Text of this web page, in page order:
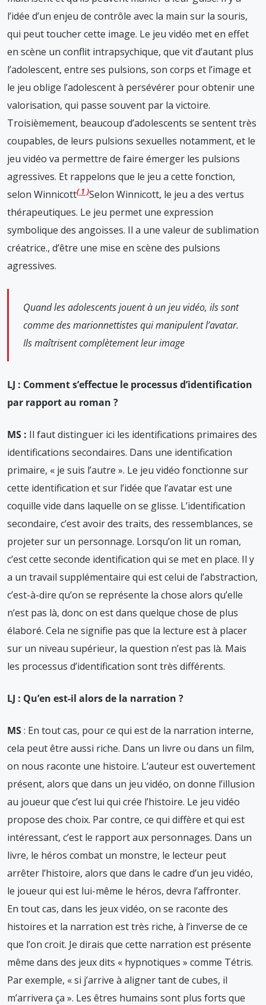
l’idée d’un enjeu de contrôle avec la main sur la souris,
qui peut toucher cette image. Le jeu vidéo met en effet
en scène un conflit intrapsychique, que vit d’autant plus
l’adolescent, entre ses pulsions, son corps et l’image et
le jeu oblige l’adolescent à persévérer pour obtenir une
valorisation, qui passe souvent par la victoire.
Troisièmement, beaucoup d’adolescents se sentent très
coupables, de leurs pulsions sexuelles notamment, et le
jeu vidéo va permettre de faire émerger les pulsions
agressives. Et rappelons que le jeu a cette fonction,
selon Winnicott 1 Selon Winnicott, le jeu a des vertus
thérapeutiques. Le jeu permet une expression
symbolique des angoisses. Il a une valeur de sublimation
créatrice., d’être une mise en scène des pulsions
agressives.
Quand les adolescents jouent à un jeu vidéo, ils sont
comme des marionnettistes qui manipulent l’avatar.
Ils maîtrisent complètement leur image
LJ : Comment s’effectue le processus d’identification
par rapport au roman ?
MS : Il faut distinguer ici les identifications primaires des
identifications secondaires. Dans une identification
primaire, « je suis l’autre ». Le jeu vidéo fonctionne sur
cette identification et sur l’idée que l’avatar est une
coquille vide dans laquelle on se glisse. L’identification
secondaire, c’est avoir des traits, des ressemblances, se
projeter sur un personnage. Lorsqu’on lit un roman,
c’est cette seconde identification qui se met en place. Il y
a un travail supplémentaire qui est celui de l’abstraction,
c’est-à-dire qu’on se représente la chose alors qu’elle
n’est pas là, donc on est dans quelque chose de plus
élaboré. Cela ne signifie pas que la lecture est à placer
sur un niveau supérieur, la question n’est pas là. Mais
les processus d’identification sont très différents.
LJ : Qu’en est-il alors de la narration ?
MS: En tout cas, pour ce qui est de la narration interne,
cela peut être aussi riche. Dans un livre ou dans un film,
on nous raconte une histoire. L’auteur est ouvertement
présent, alors que dans un jeu vidéo, on donne l’illusion
au joueur que c’est lui qui crée l’histoire. Le jeu vidéo
propose des choix. Par contre, ce qui diffère et qui est
intéressant, c’est le rapport aux personnages. Dans un
livre, le héros combat un monstre, le lecteur peut
arrêter l’histoire, alors que dans le cadre d’un jeu vidéo,
le joueur qui est lui-même le héros, devra l’affronter.
En tout cas, dans les jeux vidéo, on se raconte des
histoires et la narration est très riche, à l’inverse de ce
que l’on croit. Je dirais que cette narration est présente
même dans des jeux dits « hypnotiques » comme Tétris.
Par exemple, « si j’arrive à aligner tant de cubes, il
m’arrivera ça ». Les êtres humains sont plus forts que